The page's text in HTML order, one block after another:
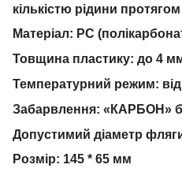
кількістю рідини протягом
Матеріал: PC
Товщина пластику: до 4
Температурний режим: від
Забарвлення: «КАРБОН»
Допустимий діаметр
Розмір: 145 * 65 мм